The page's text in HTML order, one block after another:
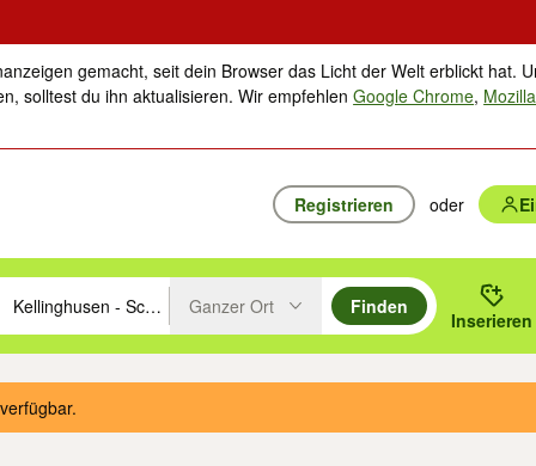
gemacht, seit dein Browser das Licht der Welt erblickt hat.
solltest du ihn aktualisieren. Wir empfehlenGoogle Chrome,
Registrieren oder
mit den Pfeiltasten nach oben/unten durchsuchen und mit
oder Ort eingeben. Eingabetaste drücken um zu suchen, oder
Ganzer Ort
Finden
Inserieren